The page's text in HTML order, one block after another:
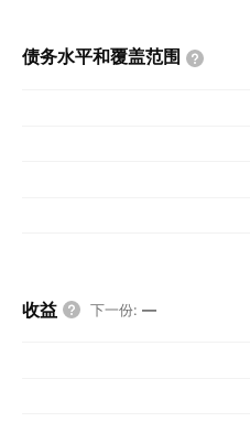
债务水平和覆盖范围
收益 下一份: —